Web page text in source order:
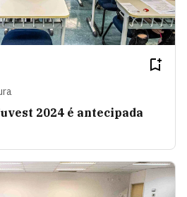
2024 é antecipada